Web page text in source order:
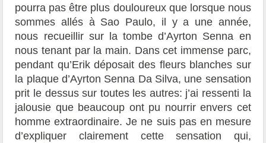
pourra pas être plus douloureux que lorsque nous
sommes allés à Sao Paulo, il y a une année,
nous recueillir sur la tombe d’Ayrton Senna en
nous tenant par la main. Dans cet immense parc,
pendant qu’Erik déposait des fleurs blanches sur
la plaque d’Ayrton Senna Da Silva, une sensation
prit le dessus sur toutes les autres: j’ai ressenti la
jalousie que beaucoup ont pu nourrir envers cet
homme extraordinaire. Je ne suis pas en mesure
d’expliquer clairement cette sensation qui,